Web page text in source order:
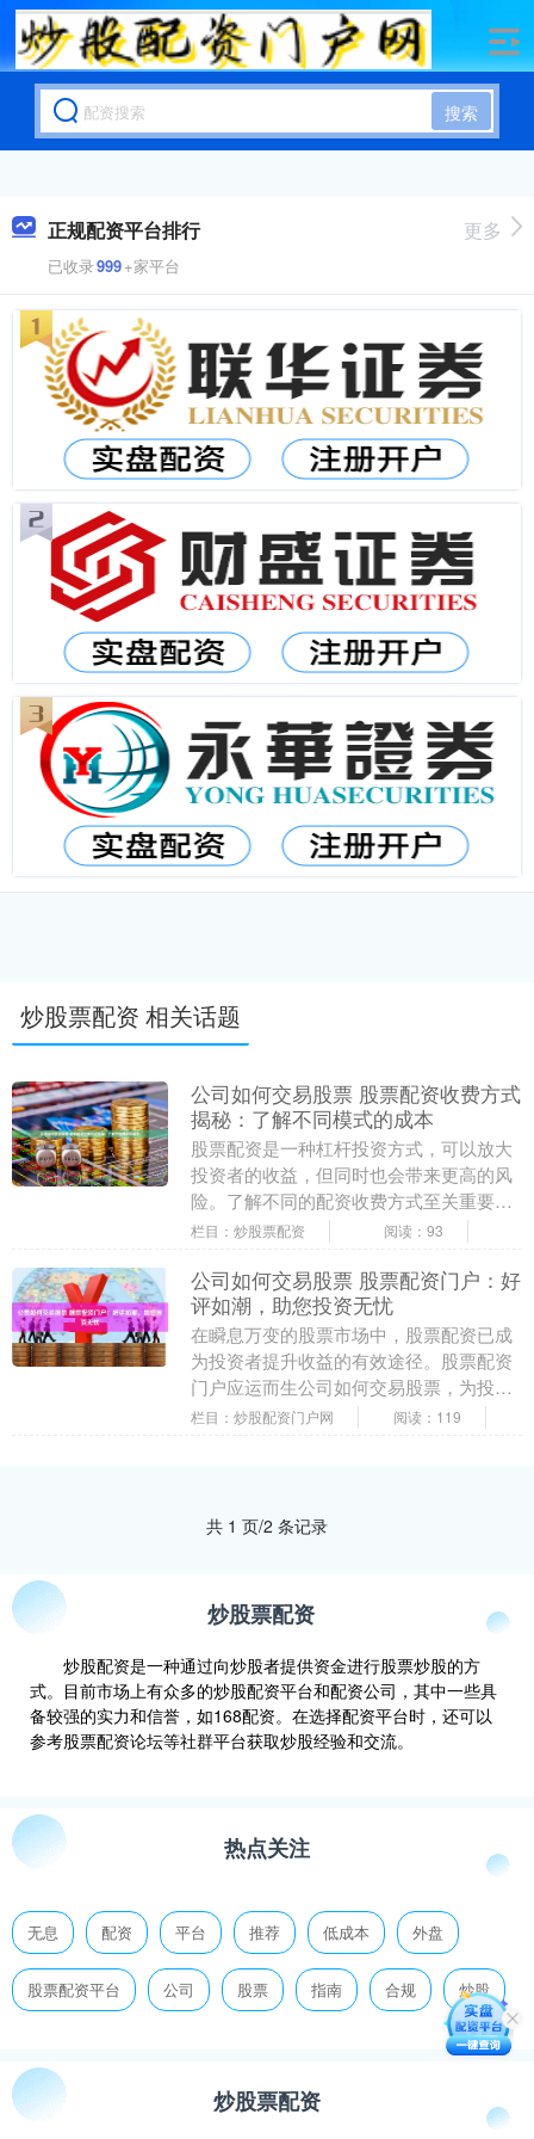
搜索
正规配资平台排行
已收录999+家平台
更多
炒股票配资 相关话题
公司如何交易股票 股票配资收费方式
揭秘：了解不同模式的成本
股票配资是一种杠杆投资方式，可以放大
投资者的收益，但同时也会带来更高的风
险。了解不同的配资收费方式至关重要，
以便投资者做出明智的决策。 1. 杠杆风
栏目：炒股票配资 阅读：93
公司如何交易股票 股票配资门户：好
评如潮，助您投资无忧
在瞬息万变的股票市场中，股票配资已成
为投资者提升收益的有效途径。股票配资
门户应运而生公司如何交易股票，为投资
者提供一站式配资服务，助您投资无忧。
栏目：炒股配资门户网 阅读：119
共 1 页/2 条记录
炒股票配资
炒股配资是一种通过向炒股者提供资金进行股票炒股的方
式。目前市场上有众多的炒股配资平台和配资公司，其中一些具
备较强的实力和信誉，如168配资。在选择配资平台时，还可以
参考股票配资论坛等社群平台获取炒股经验和交流。
热点关注
无息 配资 平台 推荐 低成本 外盘
股票配资平台 公司 股票 指南 合规 炒股
炒股票配资